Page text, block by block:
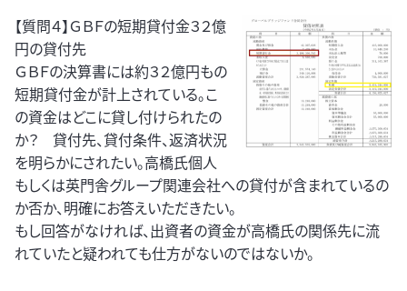
【質問４】ＧＢＦの短期貸付金３２億
円の貸付先
ＧＢＦの決算書には約３２億円もの
短期貸付金が計上されている。こ
の資金はどこに貸し付けられたの
か？ 貸付先、貸付条件、返済状況
を明らかにされたい。高橋氏個人
もしくは英門舎グループ関連会社への貸付が含まれているの
か否か、明確にお答えいただきたい。
もし回答がなければ、出資者の資金が高橋氏の関係先に流
れていたと疑われても仕方がないのではないか。